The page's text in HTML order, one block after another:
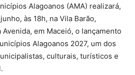
Alagoanos (AMA) realizará,
às 18h, na Vila Barão,
Avenida, em Maceió, o lançamento
Alagoanos 2027, um dos
culturais, turísticos e